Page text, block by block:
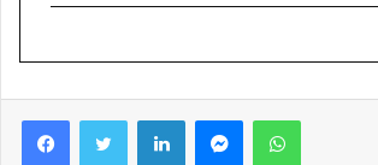
FacebookTwitter LinkedInMessengerWhatsApp